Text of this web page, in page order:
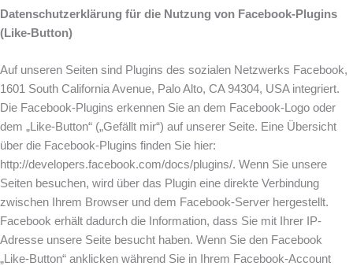
Datenschutzerklärung für die Nutzung von Facebook-Plugins
(Like-Button)
Auf unseren Seiten sind Plugins des sozialen Netzwerks Facebook,
1601 South California Avenue, Palo Alto, CA 94304, USA integriert.
Die Facebook-Plugins erkennen Sie an dem Facebook-Logo oder
dem „Like-Button“ („Gefällt mir“) auf unserer Seite. Eine Übersicht
über die Facebook-Plugins finden Sie hier:
http://developers.facebook.com/docs/plugins/. Wenn Sie unsere
Seiten besuchen, wird über das Plugin eine direkte Verbindung
zwischen Ihrem Browser und dem Facebook-Server hergestellt.
Facebook erhält dadurch die Information, dass Sie mit Ihrer IP-
Adresse unsere Seite besucht haben. Wenn Sie den Facebook
„Like-Button“ anklicken während Sie in Ihrem Facebook-Account